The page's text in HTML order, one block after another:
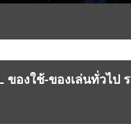
ของใช้-ของเล่นทั่วไป